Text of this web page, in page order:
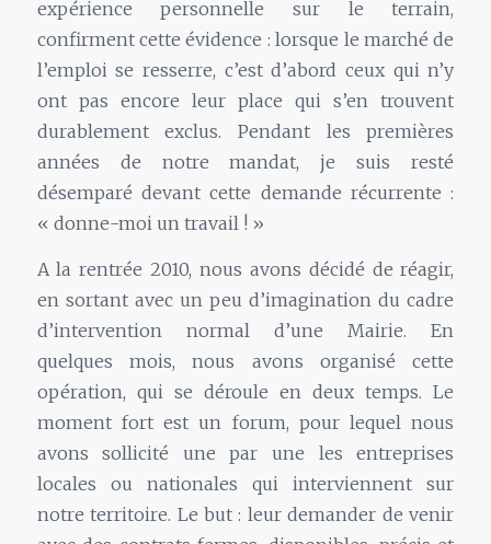
expérience personnelle sur le terrain,
confirment cette évidence : lorsque le marché de
l’emploi se resserre, c’est d’abord ceux qui n’y
ont pas encore leur place qui s’en trouvent
durablement exclus. Pendant les premières
années de notre mandat, je suis resté
désemparé devant cette demande récurrente :
« donne-moi un travail ! »
A la rentrée 2010, nous avons décidé de réagir,
en sortant avec un peu d’imagination du cadre
d’intervention normal d’une Mairie. En
quelques mois, nous avons organisé cette
opération, qui se déroule en deux temps. Le
moment fort est un forum, pour lequel nous
avons sollicité une par une les entreprises
locales ou nationales qui interviennent sur
notre territoire. Le but : leur demander de venir